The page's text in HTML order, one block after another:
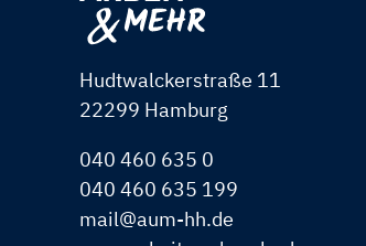
Hudtwalckerstraße 11
22299 Hamburg
040 460 635 0
040 460 635 199
mail@aum-hh.de